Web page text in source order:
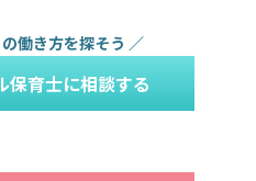
働き方を探そう ／
保育士に相談する